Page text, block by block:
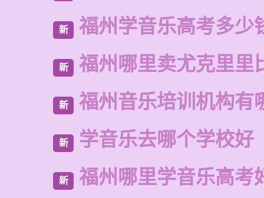
新 福州学音乐高考多少
新 福州哪里卖尤克里里
新 福州音乐培训机构有
新 学音乐去哪个学校好
新 福州哪里学音乐高考